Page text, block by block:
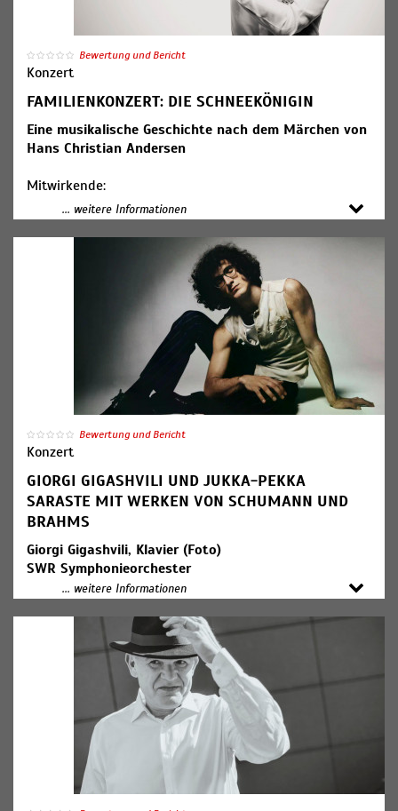
Bewertung und Bericht
Konzert
FAMILIENKONZERT: DIE SCHNEEKÖNIGIN
Eine musikalische Geschichte nach dem Märchen von
Hans Christian Andersen
Mitwirkende:
Hwa-Won Rimmer und Jing Wen-Siefert, Violine
Jean-Christophe Garzia, Viola (Foto)
Rahel Krämer, Violoncello
Carolina Nees, Moderation
... weitere Informationen
Bewertung und Bericht
Konzert
GIORGI GIGASHVILI UND JUKKA-PEKKA
SARASTE MIT WERKEN VON SCHUMANN UND
BRAHMS
Giorgi Gigashvili, Klavier (Foto)
SWR Symphonieorchester
Jukka-Pekka Saraste, Dirigent
Robert Schumann
Klavierkonzert a-Moll op. 54
Johannes Brahms
Sinfonie Nr. 1 c-Moll op. 68
19:00 Uhr Konzerteinführung
... weitere Informationen